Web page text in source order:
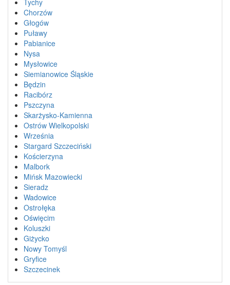
Chorzów
Głogów
Puławy
Pabianice
Nysa
Mysłowice
Siemianowice Śląskie
Będzin
Racibórz
Pszczyna
Skarżysko-Kamienna
Ostrów Wielkopolski
Września
Stargard Szczeciński
Kościerzyna
Malbork
Mińsk Mazowiecki
Sieradz
Wadowice
Ostrołęka
Oświęcim
Koluszki
Giżycko
Nowy Tomyśl
Gryfice
Szczecinek